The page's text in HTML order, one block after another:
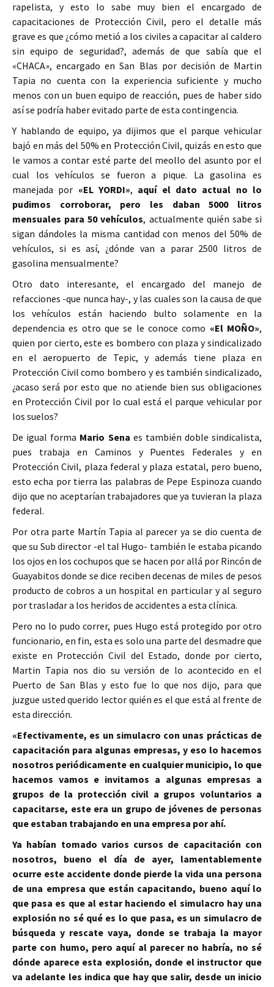
rapelista, y esto lo sabe muy bien el encargado de
capacitaciones de Protección Civil, pero el detalle más
grave es que ¿cómo metió a los civiles a capacitar al caldero
sin equipo de seguridad?, además de que sabía que el
«CHACA», encargado en San Blas por decisión de Martin
Tapia no cuenta con la experiencia suficiente y mucho
menos con un buen equipo de reacción, pues de haber sido
así se podría haber evitado parte de esta contingencia.
Y hablando de equipo, ya dijimos que el parque vehicular
bajó en más del 50% en Protección Civil, quizás en esto que
le vamos a contar esté parte del meollo del asunto por el
cual los vehículos se fueron a pique. La gasolina es
manejada por «EL YORDI», aquí el dato actual no lo
pudimos corroborar, pero les daban 5000 litros
mensuales para 50 vehículos, actualmente quién sabe si
sigan dándoles la misma cantidad con menos del 50% de
vehículos, si es así, ¿dónde van a parar 2500 litros de
gasolina mensualmente?
Otro dato interesante, el encargado del manejo de
refacciones -que nunca hay-, y las cuales son la causa de que
los vehículos están haciendo bulto solamente en la
dependencia es otro que se le conoce como «El MOÑO»,
quien por cierto, este es bombero con plaza y sindicalizado
en el aeropuerto de Tepic, y además tiene plaza en
Protección Civil como bombero y es también sindicalizado,
¿acaso será por esto que no atiende bien sus obligaciones
en Protección Civil por lo cual está el parque vehicular por
los suelos?
De igual forma Mario Sena es también doble sindicalista,
pues trabaja en Caminos y Puentes Federales y en
Protección Civil, plaza federal y plaza estatal, pero bueno,
esto echa por tierra las palabras de Pepe Espinoza cuando
dijo que no aceptarían trabajadores que ya tuvieran la plaza
federal.
Por otra parte Martín Tapia al parecer ya se dio cuenta de
que su Sub director -el tal Hugo- también le estaba picando
los ojos en los cochupos que se hacen por allá por Rincón de
Guayabitos donde se dice reciben decenas de miles de pesos
producto de cobros a un hospital en particular y al seguro
por trasladar a los heridos de accidentes a esta clínica.
Pero no lo pudo correr, pues Hugo está protegido por otro
funcionario, en fin, esta es solo una parte del desmadre que
existe en Protección Civil del Estado, donde por cierto,
Martin Tapia nos dio su versión de lo acontecido en el
Puerto de San Blas y esto fue lo que nos dijo, para que
juzgue usted querido lector quién es el que está al frente de
esta dirección.
«Efectivamente, es un simulacro con unas prácticas de
capacitación para algunas empresas, y eso lo hacemos
nosotros periódicamente en cualquier municipio, lo que
hacemos vamos e invitamos a algunas empresas a
grupos de la protección civil a grupos voluntarios a
capacitarse, este era un grupo de jóvenes de personas
que estaban trabajando en una empresa por ahí.
Ya habían tomado varios cursos de capacitación con
nosotros, bueno el día de ayer, lamentablemente
ocurre este accidente donde pierde la vida una persona
de una empresa que están capacitando, bueno aquí lo
que pasa es que al estar haciendo el simulacro hay una
explosión no sé qué es lo que pasa, es un simulacro de
búsqueda y rescate vaya, donde se trabaja la mayor
parte con humo, pero aquí al parecer no habría, no sé
dónde aparece esta explosión, donde el instructor que
va adelante les indica que hay que salir, desde un inicio